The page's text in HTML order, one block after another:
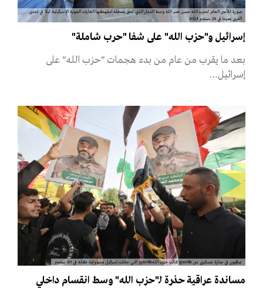
صورة للأمين العام لحزب الله حسن نصر الله وسط الدمار الذي لحق بمنطقة استهدفتها الغارات الجوية الإسرائيلية ليلاً في إحدى
القرى بصيدا في 26 سبتمبر 2024
إسرائيل و"حزب الله" على شفا "حرب شاملة"
بعد ما يقرب من عام من بدء هجمات "حزب الله" على
إسرائيل…
عراقيون في جنازة عسكري من &quot;كتائب حزب الله&quot; التي حمّلت إسرائيل مسؤولية مقتله في 20 سبتمبر
مساندة عراقية حذرة لـ"حزب الله" وسط انقسام داخلي